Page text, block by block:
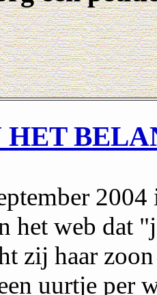
HET
het web dat
zij haar
uurtje per